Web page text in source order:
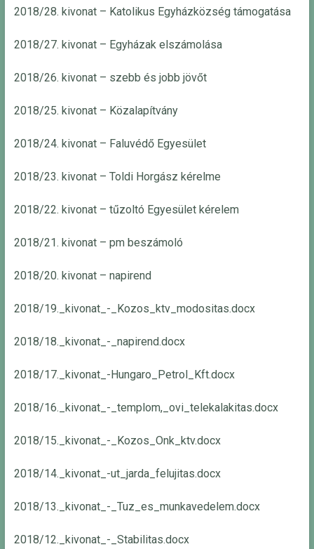
2018/28. kivonat – Katolikus Egyházközség támogatása
2018/27. kivonat – Egyházak elszámolása
2018/26. kivonat – szebb és jobb jövőt
2018/25. kivonat – Közalapítvány
2018/24. kivonat – Faluvédő Egyesület
2018/23. kivonat – Toldi Horgász kérelme
2018/22. kivonat – tűzoltó Egyesület kérelem
2018/21. kivonat – pm beszámoló
2018/20. kivonat – napirend
2018/19._kivonat_-_Kozos_ktv_modositas.docx
2018/18._kivonat_-_napirend.docx
2018/17._kivonat_-Hungaro_Petrol_Kft.docx
2018/16._kivonat_-_templom,_ovi_telekalakitas.docx
2018/15._kivonat_-_Kozos_Onk_ktv.docx
2018/14._kivonat_-ut_jarda_felujitas.docx
2018/13._kivonat_-_Tuz_es_munkavedelem.docx
2018/12._kivonat_-_Stabilitas.docx